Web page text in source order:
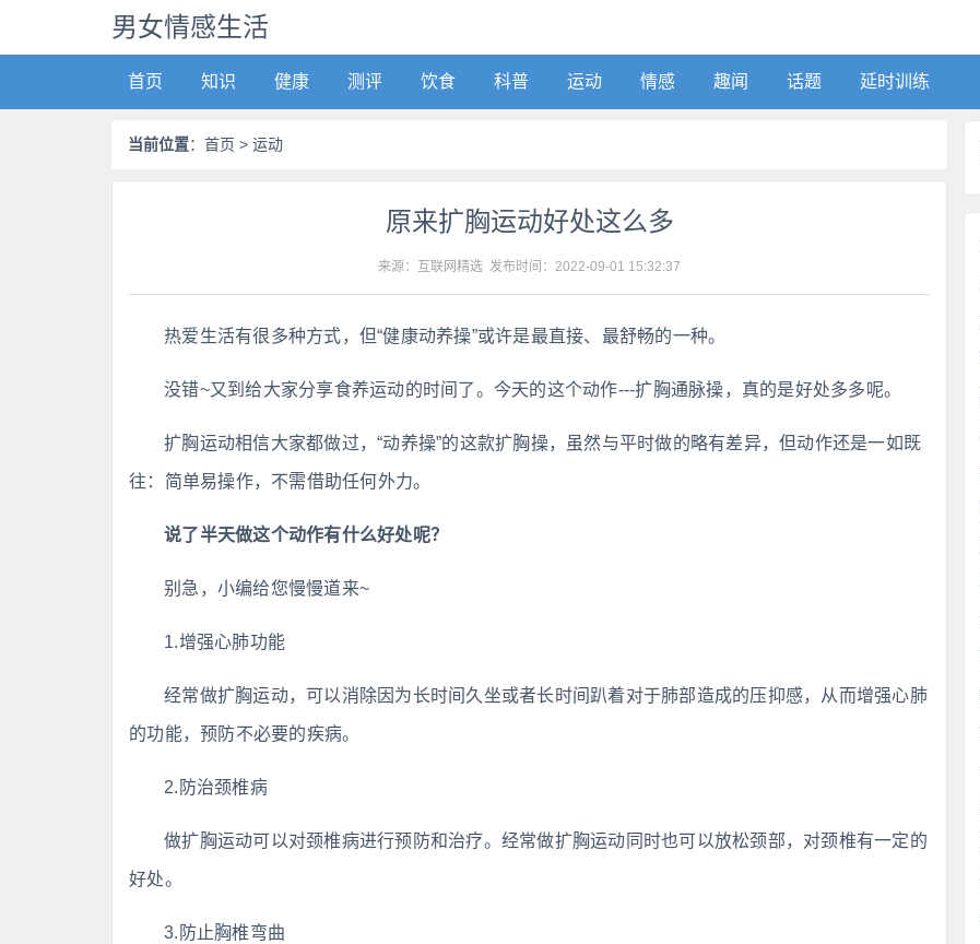
男女情感生活
首页 知识 健康 测评 饮食 科普 运动 情感 趣闻 话题 延时训练
当前位置： 首页 > 运动
原来扩胸运动好处这么多
来源：互联网精选 发布时间： 2022-09-01 15:32:37
热爱生活有很多种方式，但“健康动养操”或许是最直接、最舒畅的一种。
没错~又到给大家分享食养运动的时间了。今天的这个动作---扩胸通脉操，真的是好处多多呢。
扩胸运动相信大家都做过，“动养操”的这款扩胸操，虽然与平时做的略有差异，但动作还是一如既
往：简单易操作，不需借助任何外力。
说了半天做这个动作有什么好处呢？
别急，小编给您慢慢道来~
1.增强心肺功能
经常做扩胸运动，可以消除因为长时间久坐或者长时间趴着对于肺部造成的压抑感，从而增强心肺
的功能，预防不必要的疾病。
2.防治颈椎病
做扩胸运动可以对颈椎病进行预防和治疗。经常做扩胸运动同时也可以放松颈部，对颈椎有一定的
好处。
3.防止胸椎弯曲